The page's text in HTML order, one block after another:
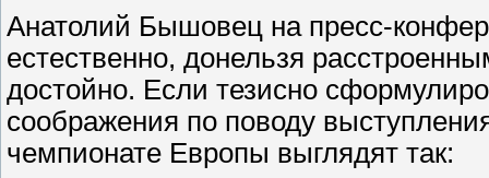
Анатолий Бышовец на пресс-
естественно, донельзя
достойно. Если тезисно
соображения по поводу
чемпионате Европы выглядят так: